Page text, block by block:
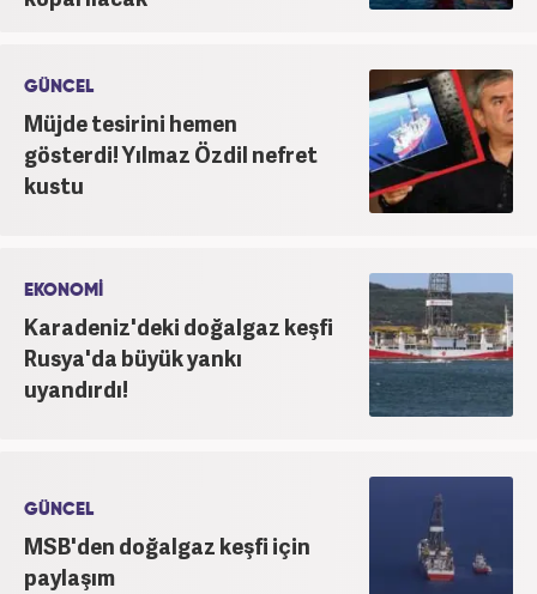
GÜNCEL
Müjde tesirini hemen
gösterdi! Yılmaz Özdil nefret
kustu
EKONOMİ
Karadeniz'deki doğalgaz keşfi
Rusya'da büyük yankı
uyandırdı!
GÜNCEL
MSB'den doğalgaz keşfi için
paylaşım